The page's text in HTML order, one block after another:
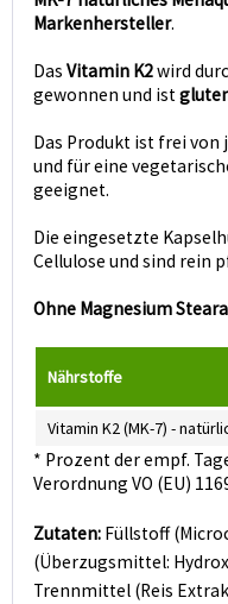
Markenhersteller.
DasVitamin K2wird
gewonnen und ist
Das Produkt ist frei
und für eine
geeignet.
Die eingesetzte
Cellulose und sind rein
Ohne Magnesium
Nährstoffe
Vitamin K2 (MK-7) -
* Prozent der empf.
Verordnung VO (EU)
Zutaten: Füllstoff
(Überzugsmittel:
Trennmittel (Reis